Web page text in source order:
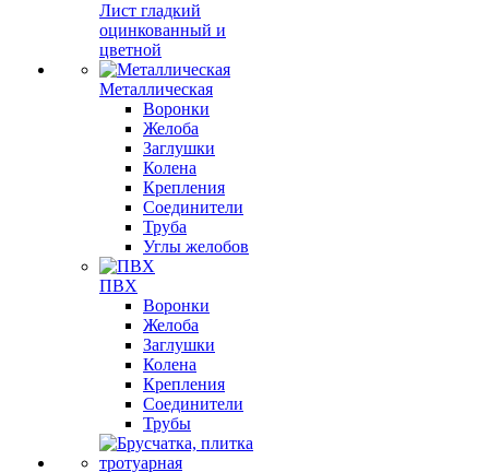
Лист гладкий
оцинкованный и
цветной
Металлическая
Воронки
Желоба
Заглушки
Колена
Крепления
Соединители
Труба
Углы желобов
ПВХ
Воронки
Желоба
Заглушки
Колена
Крепления
Соединители
Трубы